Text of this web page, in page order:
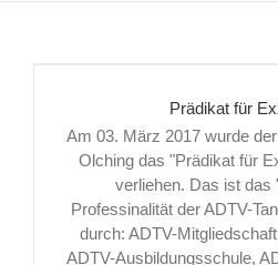
Prädikat für
Am 03. März 2017 wurde
Olching das "Prädikat für
verliehen. Das ist das
Professinalität der ADTV-
durch: ADTV-
ADTV-Ausbildungsschule,